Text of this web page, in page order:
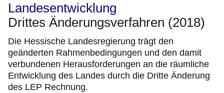
Landesentwicklung
Drittes Änderungsverfahren (2018)
Die Hessische Landesregierung trägt den
geänderten Rahmenbedingungen und den damit
verbundenen Herausforderungen an die räumliche
Entwicklung des Landes durch die Dritte Änderung
des LEP Rechnung.